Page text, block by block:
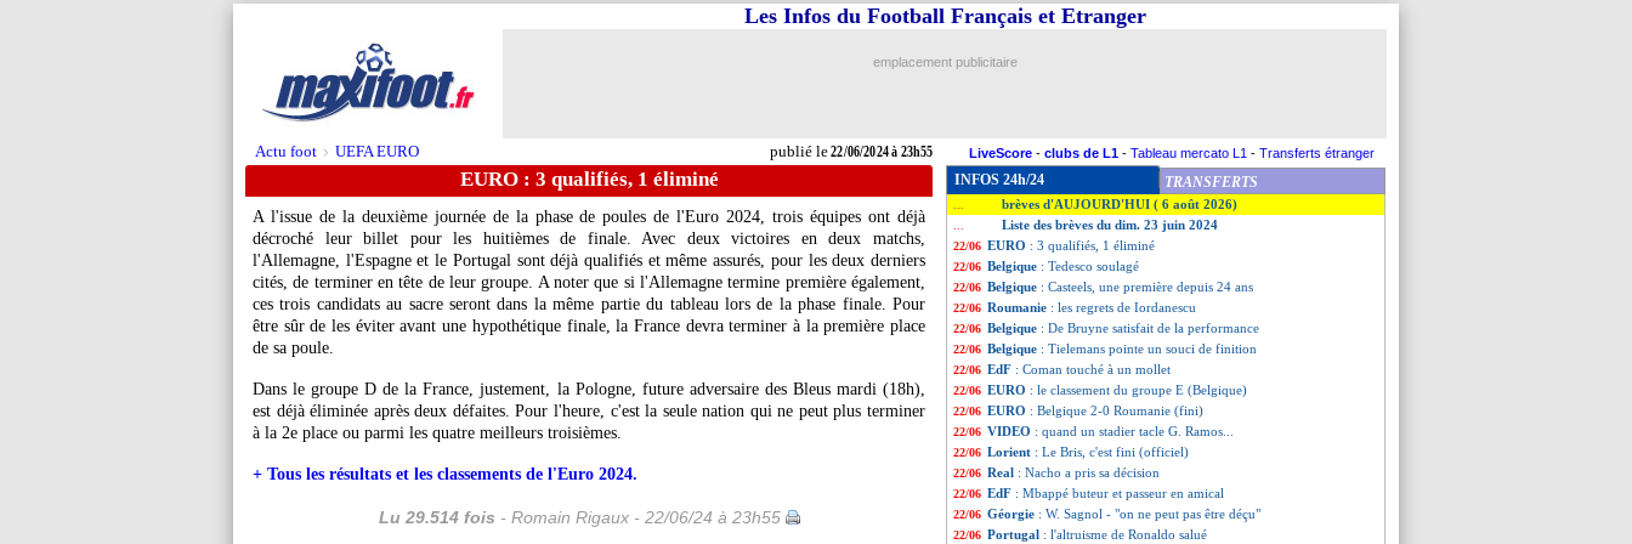
Actu foot > UEFA EURO publié le22/06/2024 à 23h55
Les Infos du Football Français et Etranger
emplacement publicitaire
LiveScore - clubs de L1 - Tableau mercato L1 - Transferts étranger
EURO : 3 qualifiés, 1 éliminé
A l'issue de la deuxième journée de la phase de poules de l'Euro 2024, trois équipes ont déjà
décroché leur billet pour les huitièmes de finale. Avec deux victoires en deux matchs,
l'Allemagne, l'Espagne et le Portugal sont déjà qualifiés et même assurés, pour les deux derniers
cités, de terminer en tête de leur groupe. A noter que si l'Allemagne termine première également,
ces trois candidats au sacre seront dans la même partie du tableau lors de la phase finale. Pour
être sûr de les éviter avant une hypothétique finale, la France devra terminer à la première place
de sa poule.
Dans le groupe D de la France, justement, la Pologne, future adversaire des Bleus mardi (18h),
est déjà éliminée après deux défaites. Pour l'heure, c'est la seule nation qui ne peut plus terminer
à la 2e place ou parmi les quatre meilleurs troisièmes.
+ Tous les résultats et les classements de l'Euro 2024.
Lu 29.514 fois - Romain Rigaux - 22/06/24 à 23h55
INFOS 24h/24 TRANSFERTS
brèves d'AUJOURD'HUI ( 6 août 2026)
Liste des brèves du dim. 23 juin 2024
22/06 EURO : 3 qualifiés, 1 éliminé
22/06 Belgique : Tedesco soulagé
22/06 Belgique : Casteels, une première depuis 24 ans
22/06 Roumanie : les regrets de Iordanescu
22/06 Belgique : De Bruyne satisfait de la performance
22/06 Belgique : Tielemans pointe un souci de finition
22/06 EdF : Coman touché à un mollet
22/06 EURO : le classement du groupe E (Belgique)
22/06 EURO : Belgique 2-0 Roumanie (fini)
22/06 VIDEO : quand un stadier tacle G. Ramos...
22/06 Lorient : Le Bris, c'est fini (officiel)
22/06 Real : Nacho a pris sa décision
22/06 EdF : Mbappé buteur et passeur en amical
22/06 Géorgie : W. Sagnol - "on ne peut pas être déçu"
22/06 Portugal : l'altruisme de Ronaldo salué